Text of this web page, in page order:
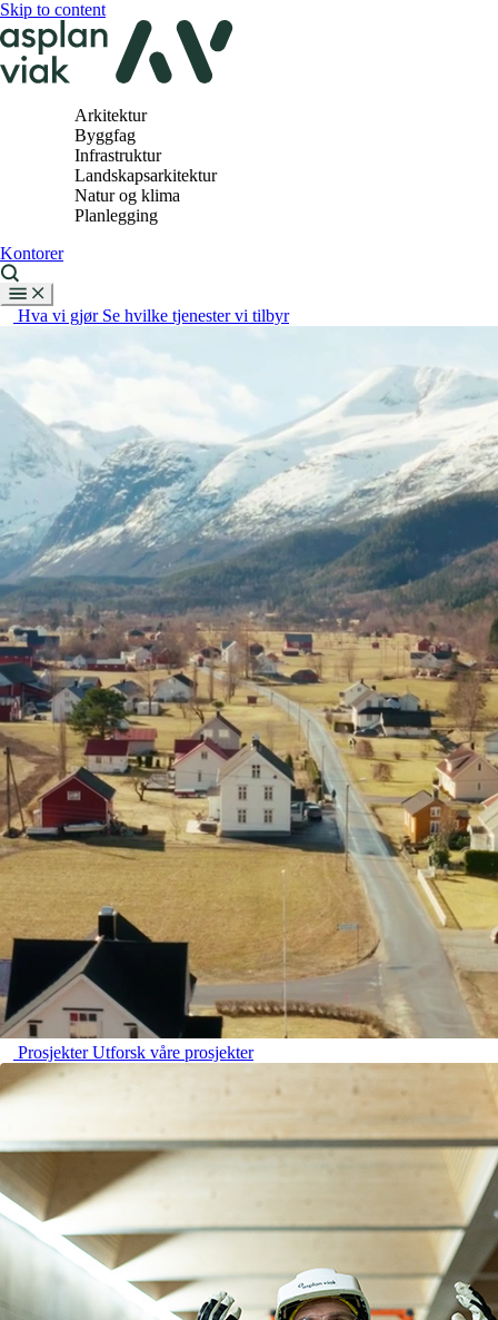
Skip to content
Arkitektur
Byggfag
Infrastruktur
Landskapsarkitektur
Natur og klima
Planlegging
Kontorer
Hva vi gjør Se hvilke tjenester vi tilbyr
ProsjekterUtforsk våre prosjekter